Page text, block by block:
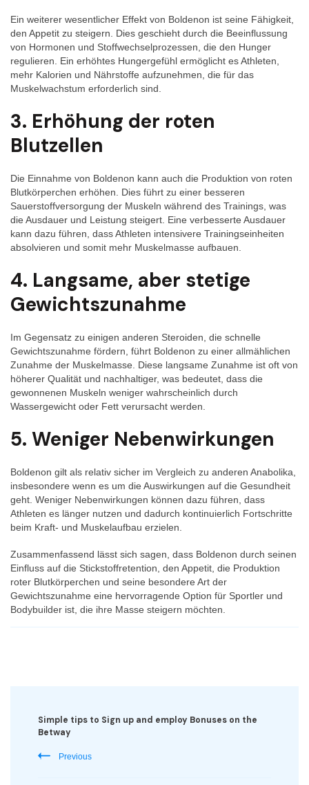
Ein weiterer wesentlicher Effekt von Boldenon ist seine Fähigkeit,
den Appetit zu steigern. Dies geschieht durch die Beeinflussung
von Hormonen und Stoffwechselprozessen, die den Hunger
regulieren. Ein erhöhtes Hungergefühl ermöglicht es Athleten,
mehr Kalorien und Nährstoffe aufzunehmen, die für das
Muskelwachstum erforderlich sind.
3. Erhöhung der roten
Blutzellen
Die Einnahme von Boldenon kann auch die Produktion von roten
Blutkörperchen erhöhen. Dies führt zu einer besseren
Sauerstoffversorgung der Muskeln während des Trainings, was
die Ausdauer und Leistung steigert. Eine verbesserte Ausdauer
kann dazu führen, dass Athleten intensivere Trainingseinheiten
absolvieren und somit mehr Muskelmasse aufbauen.
4. Langsame, aber stetige
Gewichtszunahme
Im Gegensatz zu einigen anderen Steroiden, die schnelle
Gewichtszunahme fördern, führt Boldenon zu einer allmählichen
Zunahme der Muskelmasse. Diese langsame Zunahme ist oft von
höherer Qualität und nachhaltiger, was bedeutet, dass die
gewonnenen Muskeln weniger wahrscheinlich durch
Wassergewicht oder Fett verursacht werden.
5. Weniger Nebenwirkungen
Boldenon gilt als relativ sicher im Vergleich zu anderen Anabolika,
insbesondere wenn es um die Auswirkungen auf die Gesundheit
geht. Weniger Nebenwirkungen können dazu führen, dass
Athleten es länger nutzen und dadurch kontinuierlich Fortschritte
beim Kraft- und Muskelaufbau erzielen.
Zusammenfassend lässt sich sagen, dass Boldenon durch seinen
Einfluss auf die Stickstoffretention, den Appetit, die Produktion
roter Blutkörperchen und seine besondere Art der
Gewichtszunahme eine hervorragende Option für Sportler und
Bodybuilder ist, die ihre Masse steigern möchten.
Navigation
Simple tips to Sign up and employ Bonuses on the
Betway
Previous